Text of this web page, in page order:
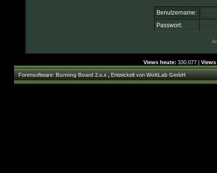
Benutzername:
Passwort:
Views heute: 330.077 |
Forensoftware:Burning Board 2.x.x,Entwickelt vonWoltLab GmbH